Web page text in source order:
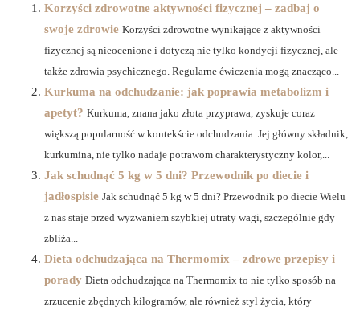
Korzyści zdrowotne aktywności fizycznej – zadbaj o
swoje zdrowie Korzyści zdrowotne wynikające z aktywności
fizycznej są nieocenione i dotyczą nie tylko kondycji fizycznej, ale
także zdrowia psychicznego. Regularne ćwiczenia mogą znacząco...
Kurkuma na odchudzanie: jak poprawia metabolizm i
apetyt? Kurkuma, znana jako złota przyprawa, zyskuje coraz
większą popularność w kontekście odchudzania. Jej główny składnik,
kurkumina, nie tylko nadaje potrawom charakterystyczny kolor,...
Jak schudnąć 5 kg w 5 dni? Przewodnik po diecie i
jadłospisie Jak schudnąć 5 kg w 5 dni? Przewodnik po diecie Wielu
z nas staje przed wyzwaniem szybkiej utraty wagi, szczególnie gdy
zbliża...
Dieta odchudzająca na Thermomix – zdrowe przepisy i
porady Dieta odchudzająca na Thermomix to nie tylko sposób na
zrzucenie zbędnych kilogramów, ale również styl życia, który